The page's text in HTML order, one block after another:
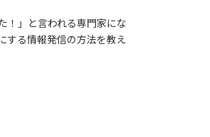
！」と言われる専門家にな
する情報発信の方法を教え